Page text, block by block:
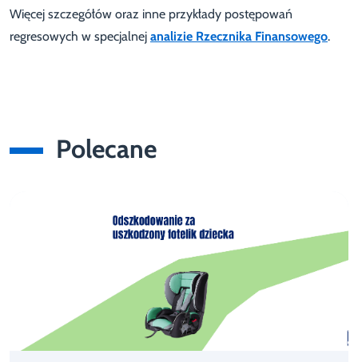
Więcej szczegółów oraz inne przykłady postępowań
regresowych w specjalnej analizie Rzecznika Finansowego.
Polecane